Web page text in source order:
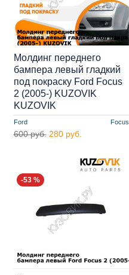
Ford Focus
Молдинг переднего
бампера левый гладкий
под покраску Ford Focus
2 (2005-) KUZOVIK
KUZOVIK
600 руб. 280 руб.
-53 %